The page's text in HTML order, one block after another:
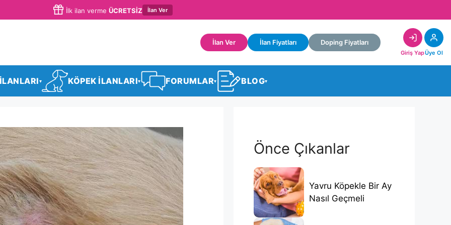
İlk ilan verme ÜCRETSİZ İlan Ver
İlan Ver İlan Fiyatları Doping Fiyatları
Giriş YapÜye Ol
▾ KÖPEK İLANLARI▾ FORUMLAR▾ BLOG▾
Önce Çıkanlar
Yavru Köpekle Bir Ay
Nasıl Geçmeli